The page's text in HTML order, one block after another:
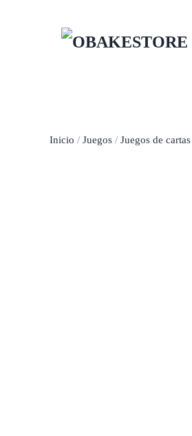
Skip to main content
Inicio / Juegos / Juegos de cartas